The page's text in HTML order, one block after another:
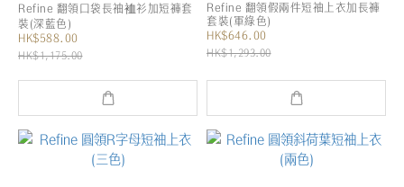
Refine 翻領口袋長袖裇衫加短褲套
裝(深藍色)
HK$588.00
HK$1,175.00
Refine 翻領假兩件短袖上衣加長褲
套裝(軍綠色)
HK$646.00
HK$1,293.00